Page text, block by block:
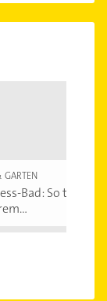
GARTEN
Bad: So tun